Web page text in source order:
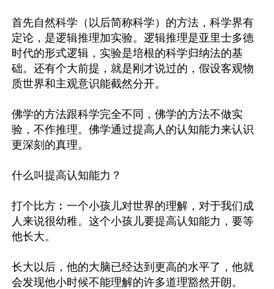
首先自然科学（以后简称科学）的方法，科学界有
定论，是逻辑推理加实验。逻辑推理是亚里士多德
时代的形式逻辑，实验是培根的科学归纳法的基
础。还有个大前提，就是刚才说过的，假设客观物
质世界和主观意识能截然分开。
佛学的方法跟科学完全不同，佛学的方法不做实
验，不作推理。佛学通过提高人的认知能力来认识
更深刻的真理。
什么叫提高认知能力？
打个比方︰一个小孩儿对世界的理解，对于我们成
人来说很幼稚。这个小孩儿要提高认知能力，要等
他长大。
长大以后，他的大脑已经达到更高的水平了，他就
会发现他小时候不能理解的许多道理豁然开朗。